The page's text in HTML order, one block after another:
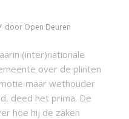
door Open Deuren
(inter)nationale
over de plinten
maar wethouder
deed het prima. De
hoe hij de zaken